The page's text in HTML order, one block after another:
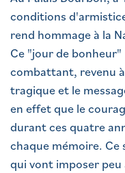
conditions
rend hommage à la
Ce "jour de
combattant, revenu
tragique et le
en effet que le
durant ces quatre
chaque mémoire.
qui vont imposer peu